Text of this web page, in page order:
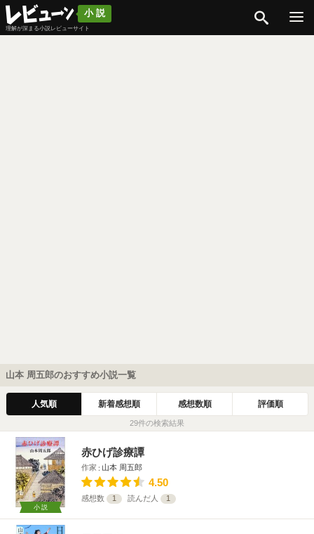
小説
理解が深まる小説レビューサイト
山本 周五郎のおすすめ小説一覧
人気順 新着感想順 感想数順 評価順
29件の検索結果
小説
赤ひげ診療譚
作家 山本 周五郎
4.50
感想数 1 読んだ人 1